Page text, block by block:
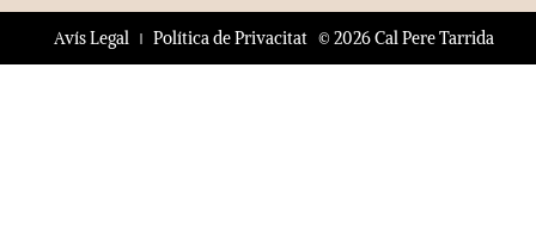
© 2026 Cal Pere Tarrida
Avís Legal Política de Privacitat